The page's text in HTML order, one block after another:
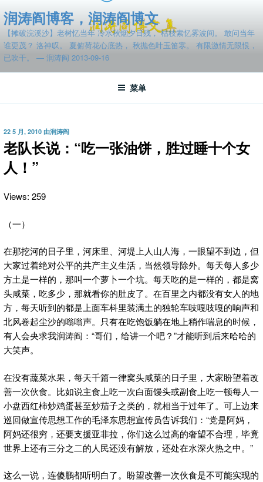
至
容
润涛阎博客，润涛阎博文
【摊破浣溪沙】老树忆当年 冷水秋烟夕日残， 枯枝索忆雾波间。 敢问当年
谁更茂？ 洛神叹。 夏俯荷花心底热， 秋抛色叶玉笛寒。 有限激情无限恨，
已吹干。 — 润涛阎 2013-09-16
菜单
发
布
于
22 5 月, 2010 由润涛阎
老队长说：“吃一张油饼，胜过睡十个女
人！”
Views: 259
（一）
在那挖河的日子里，河床里、河堤上人山人海，一眼望不到边，但
大家过着绝对公平的共产主义生活，当然领导除外。每天每人多少
方土是一样的，那叫一个萝卜一个坑。每天吃的是一样的，都是窝
头咸菜，吃多少，那就看你的肚皮了。在百里之内都没有女人的地
方，每天听到的都是上面车枓里装满土的独轮车吱嘎吱嘎的响声和
北风卷起尘沙的嗡嗡声。只有在吃饱饭躺在地上稍作喘息的时候，
有人会央求我润涛阎：“哥们，给讲一个吧？”才能听到后来哈哈的
大笑声。
在没有蔬菜水果，每天千篇一律窝头咸菜的日子里，大家盼望着改
善一次伙食。比如说主食上吃一次白面馒头或副食上吃一顿每人一
小盘西红柿炒鸡蛋甚至炒茄子之类的，就相当于过年了。可上边来
巡回做宣传思想工作的毛泽东思想宣传员告诉我们：“党是阿妈，
阿妈还很穷，还要支援亚非拉，你们这么过高的奢望不合理，毕竟
世界上还有三分之二的人民还没有解放，还处在水深火热之中。”
这么一说，连傻鹏都听明白了。盼望改善一次伙食是不可能实现的